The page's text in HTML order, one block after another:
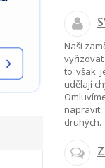
Naši
to však
udělají
druhých.